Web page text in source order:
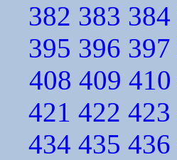
382 383 384
395 396 397
408 409 410
421 422 423
434 435 436